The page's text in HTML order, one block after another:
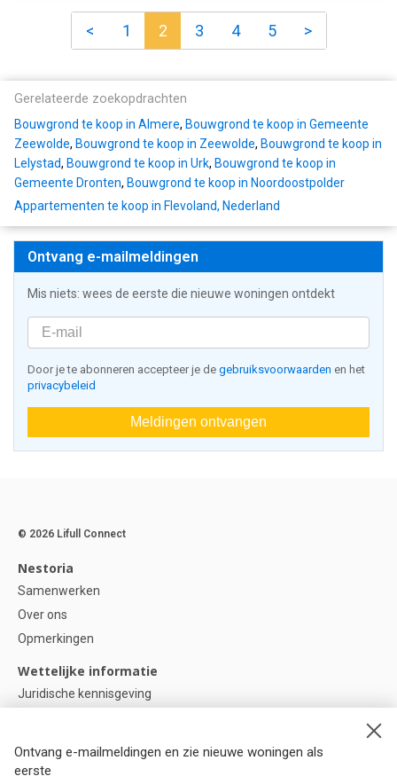
< 1 2 3 4 5 >
Gerelateerde zoekopdrachten
Bouwgrond te koop in Almere, Bouwgrond te koop in Gemeente
Zeewolde, Bouwgrond te koop in Zeewolde, Bouwgrond te koop in
Lelystad, Bouwgrond te koop in Urk, Bouwgrond te koop in
Gemeente Dronten, Bouwgrond te koop in Noordoostpolder
Appartementen te koop in Flevoland, Nederland
Ontvang e-mailmeldingen
Mis niets: wees de eerste die nieuwe woningen ontdekt
Door je te abonneren accepteer je de gebruiksvoorwaarden en het
privacybeleid
Meldingen ontvangen
Ontvang e-mailmeldingen en zie nieuwe woningen als
eerste
© 2026 Lifull Connect
Nestoria
Samenwerken
Over ons
Opmerkingen
Wettelijke informatie
Juridische kennisgeving
Cookie instellingen